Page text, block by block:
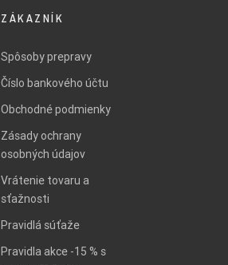
ZÁKAZNÍK
Spôsoby prepravy
Číslo bankového účtu
Obchodné podmienky
Zásady ochrany
osobných údajov
Vrátenie tovaru a
sťažnosti
Pravidlá súťaže
Pravidla akce -15 % s